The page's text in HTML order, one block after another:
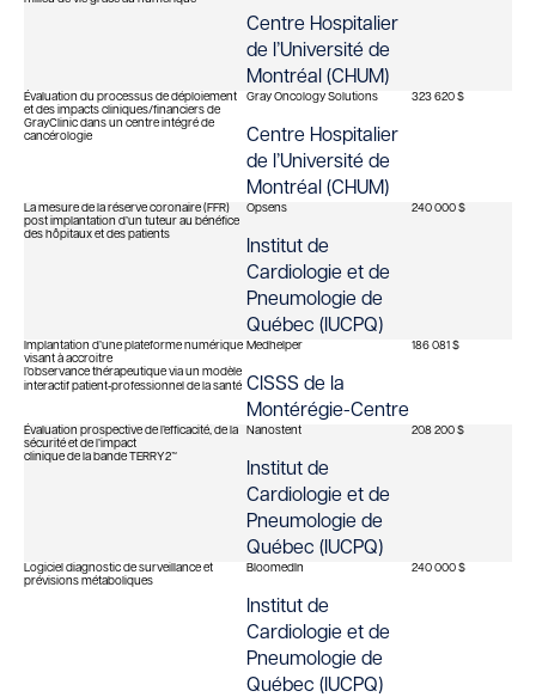
Centre Hospitalier
de l’Université de
Montréal (CHUM)
Évaluation du processus de déploiement
et des impacts cliniques/financiers de
GrayClinic dans un centre intégré de
cancérologie
Gray Oncology Solutions
Centre Hospitalier
de l’Université de
Montréal (CHUM)
323 620 $
La mesure de la réserve coronaire (FFR)
post implantation d’un tuteur au bénéfice
des hôpitaux et des patients
Opsens
Institut de
Cardiologie et de
Pneumologie de
Québec (IUCPQ)
240 000 $
Implantation d’une plateforme numérique
visant à accroitre
l’observance thérapeutique via un modèle
interactif patient‐professionnel de la santé
Medhelper
CISSS de la
Montérégie-Centre
186 081 $
Évaluation prospective de l’efficacité, de la
sécurité et de l’impact
clinique de la bande TERRY2™
Nanostent
Institut de
Cardiologie et de
Pneumologie de
Québec (IUCPQ)
208 200 $
Logiciel diagnostic de surveillance et
prévisions métaboliques
BloomedIn
Institut de
Cardiologie et de
Pneumologie de
Québec (IUCPQ)
240 000 $